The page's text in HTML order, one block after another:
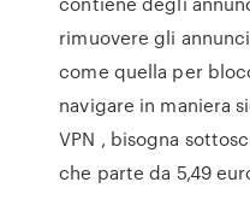
rimuovere gli
come quella per
navigare in maniera
VPN , bisogna
che parte da 5,49